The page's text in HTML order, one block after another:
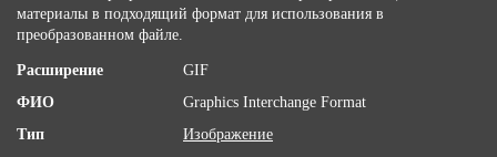
материалы в подходящий формат для использования в
преобразованном файле.
Расширение
GIF
ФИО
Graphics Interchange Format
Тип
Изображение